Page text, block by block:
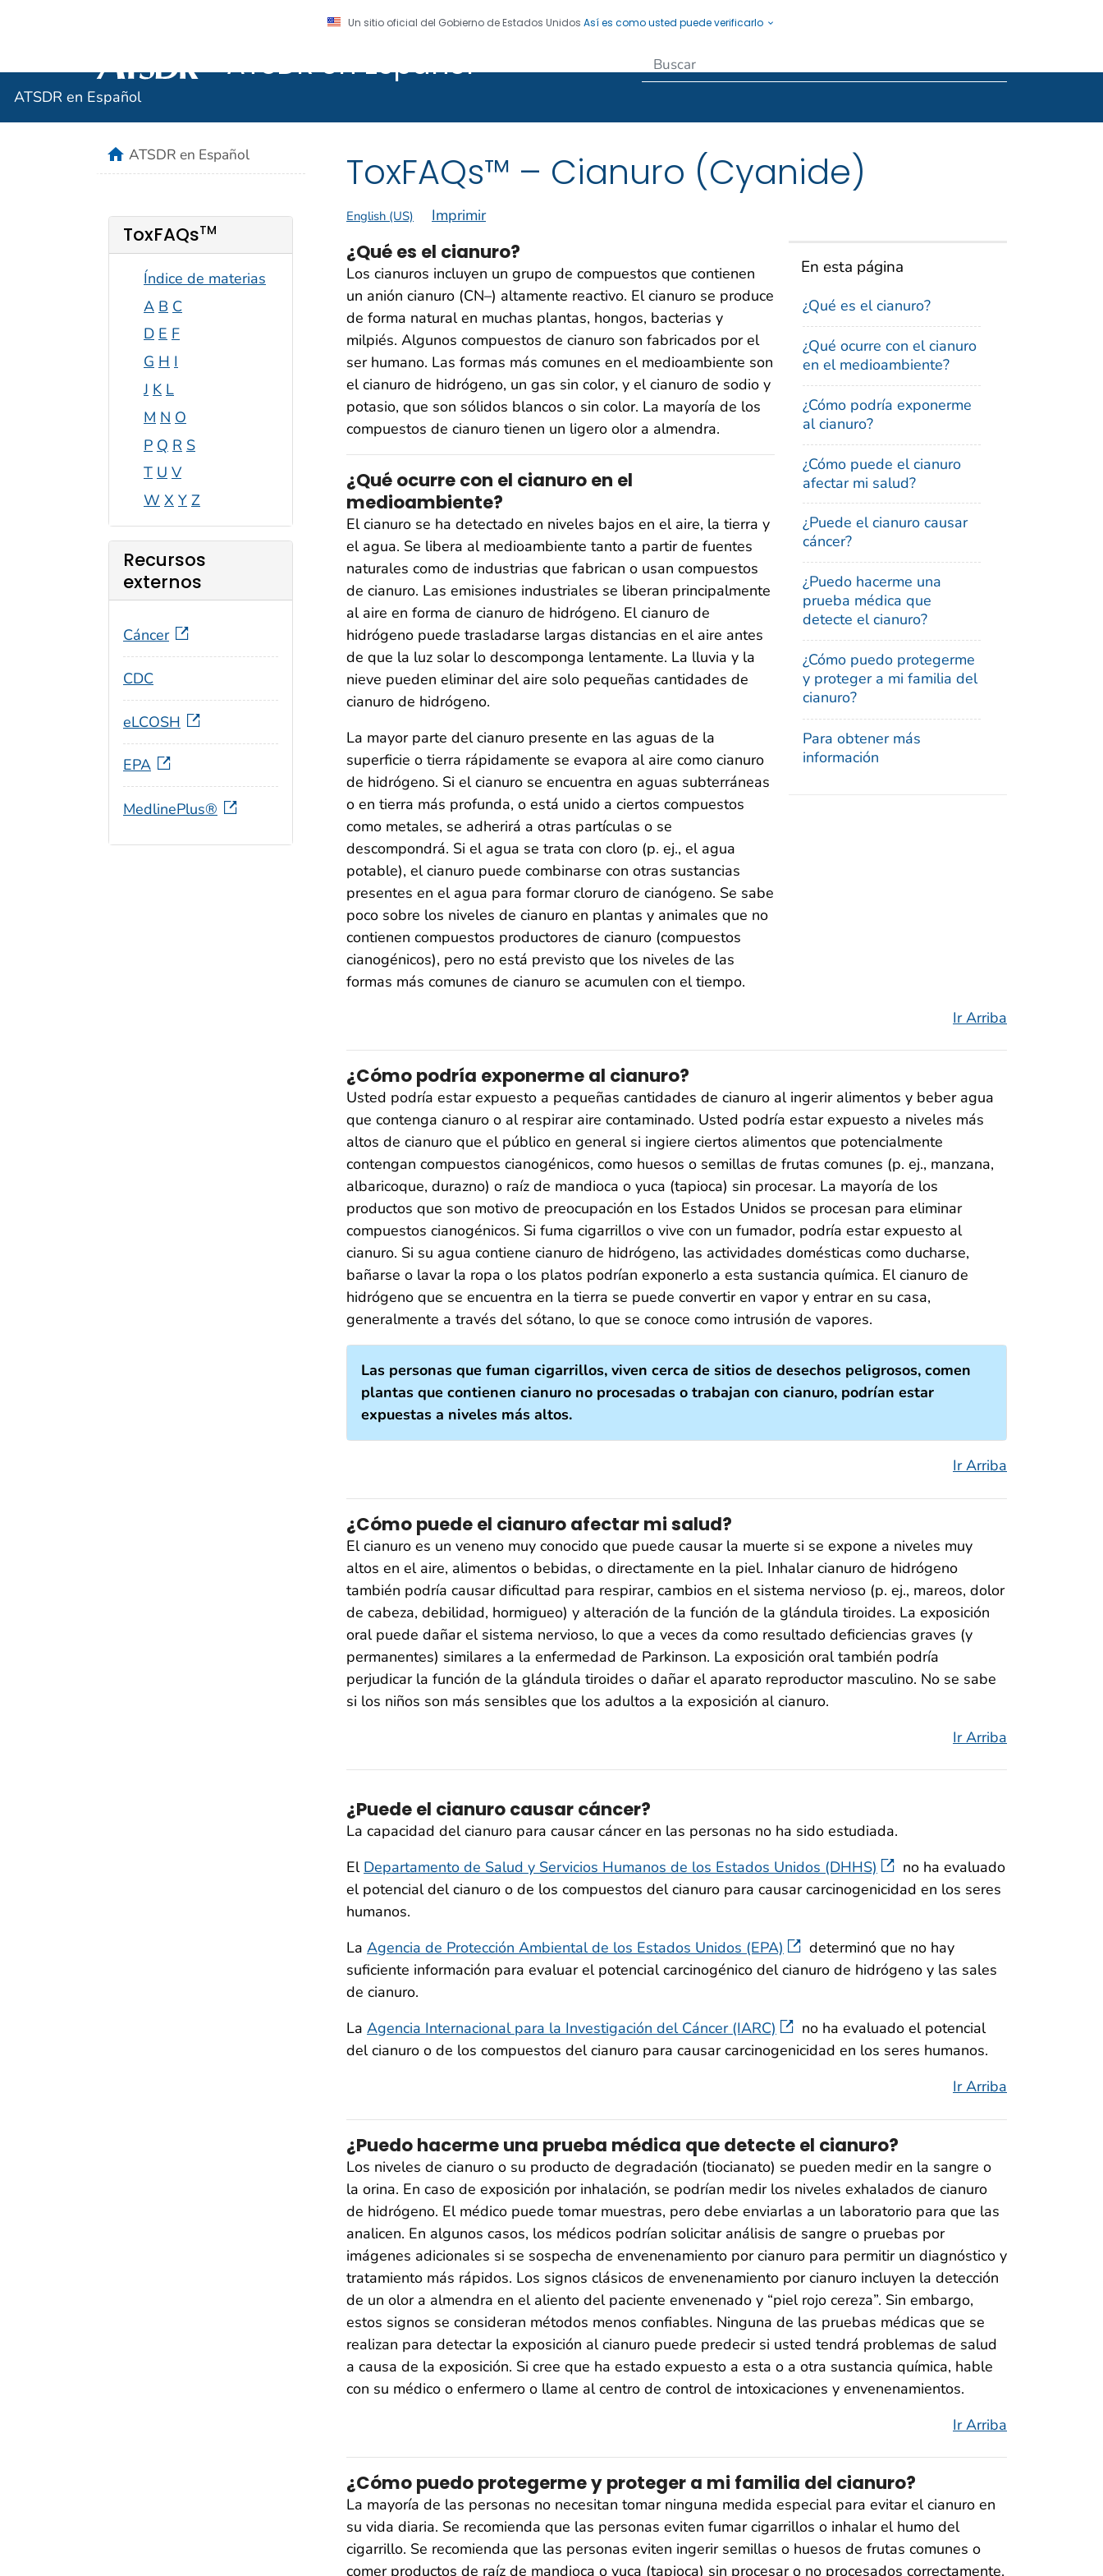
Un sitio oficial del Gobierno de Estados Unidos Así es como usted puede verificarlo
ATSDR en Español
ATSDR en Español
ToxFAQs™ – Cianuro (Cyanide)
English (US) Imprimir
En esta página
¿Qué es el cianuro?
¿Qué ocurre con el cianuro
en el medioambiente?
¿Cómo podría exponerme
al cianuro?
¿Cómo puede el cianuro
afectar mi salud?
¿Puede el cianuro causar
cáncer?
¿Puedo hacerme una
prueba médica que
detecte el cianuro?
¿Cómo puedo protegerme
y proteger a mi familia del
cianuro?
Para obtener más
información
¿Qué es el cianuro?
Los cianuros incluyen un grupo de compuestos que contienen
un anión cianuro (CN–) altamente reactivo. El cianuro se produce
de forma natural en muchas plantas, hongos, bacterias y
milpiés. Algunos compuestos de cianuro son fabricados por el
ser humano. Las formas más comunes en el medioambiente son
el cianuro de hidrógeno, un gas sin color, y el cianuro de sodio y
potasio, que son sólidos blancos o sin color. La mayoría de los
compuestos de cianuro tienen un ligero olor a almendra.
¿Qué ocurre con el cianuro en el
medioambiente?
El cianuro se ha detectado en niveles bajos en el aire, la tierra y
el agua. Se libera al medioambiente tanto a partir de fuentes
naturales como de industrias que fabrican o usan compuestos
de cianuro. Las emisiones industriales se liberan principalmente
al aire en forma de cianuro de hidrógeno. El cianuro de
hidrógeno puede trasladarse largas distancias en el aire antes
de que la luz solar lo descomponga lentamente. La lluvia y la
nieve pueden eliminar del aire solo pequeñas cantidades de
cianuro de hidrógeno.
La mayor parte del cianuro presente en las aguas de la
superficie o tierra rápidamente se evapora al aire como cianuro
de hidrógeno. Si el cianuro se encuentra en aguas subterráneas
o en tierra más profunda, o está unido a ciertos compuestos
como metales, se adherirá a otras partículas o se
descompondrá. Si el agua se trata con cloro (p. ej., el agua
potable), el cianuro puede combinarse con otras sustancias
presentes en el agua para formar cloruro de cianógeno. Se sabe
poco sobre los niveles de cianuro en plantas y animales que no
contienen compuestos productores de cianuro (compuestos
cianogénicos), pero no está previsto que los niveles de las
formas más comunes de cianuro se acumulen con el tiempo.
Ir Arriba
¿Cómo podría exponerme al cianuro?
Usted podría estar expuesto a pequeñas cantidades de cianuro al ingerir alimentos y beber agua
que contenga cianuro o al respirar aire contaminado. Usted podría estar expuesto a niveles más
altos de cianuro que el público en general si ingiere ciertos alimentos que potencialmente
contengan compuestos cianogénicos, como huesos o semillas de frutas comunes (p. ej., manzana,
albaricoque, durazno) o raíz de mandioca o yuca (tapioca) sin procesar. La mayoría de los
productos que son motivo de preocupación en los Estados Unidos se procesan para eliminar
compuestos cianogénicos. Si fuma cigarrillos o vive con un fumador, podría estar expuesto al
cianuro. Si su agua contiene cianuro de hidrógeno, las actividades domésticas como ducharse,
bañarse o lavar la ropa o los platos podrían exponerlo a esta sustancia química. El cianuro de
hidrógeno que se encuentra en la tierra se puede convertir en vapor y entrar en su casa,
generalmente a través del sótano, lo que se conoce como intrusión de vapores.
Las personas que fuman cigarrillos, viven cerca de sitios de desechos peligrosos, comen
plantas que contienen cianuro no procesadas o trabajan con cianuro, podrían estar
expuestas a niveles más altos.
Ir Arriba
¿Cómo puede el cianuro afectar mi salud?
El cianuro es un veneno muy conocido que puede causar la muerte si se expone a niveles muy
altos en el aire, alimentos o bebidas, o directamente en la piel. Inhalar cianuro de hidrógeno
también podría causar dificultad para respirar, cambios en el sistema nervioso (p. ej., mareos, dolor
de cabeza, debilidad, hormigueo) y alteración de la función de la glándula tiroides. La exposición
oral puede dañar el sistema nervioso, lo que a veces da como resultado deficiencias graves (y
permanentes) similares a la enfermedad de Parkinson. La exposición oral también podría
perjudicar la función de la glándula tiroides o dañar el aparato reproductor masculino. No se sabe
si los niños son más sensibles que los adultos a la exposición al cianuro.
Ir Arriba
¿Puede el cianuro causar cáncer?
La capacidad del cianuro para causar cáncer en las personas no ha sido estudiada.
El Departamento de Salud y Servicios Humanos de los Estados Unidos (DHHS)
no ha evaluado
el potencial del cianuro o de los compuestos del cianuro para causar carcinogenicidad en los seres
humanos.
La Agencia de Protección Ambiental de los Estados Unidos (EPA)
determinó que no hay
suficiente información para evaluar el potencial carcinogénico del cianuro de hidrógeno y las sales
de cianuro.
La Agencia Internacional para la Investigación del Cáncer (IARC)
no ha evaluado el potencial
del cianuro o de los compuestos del cianuro para causar carcinogenicidad en los seres humanos.
Ir Arriba
¿Puedo hacerme una prueba médica que detecte el cianuro?
Los niveles de cianuro o su producto de degradación (tiocianato) se pueden medir en la sangre o
la orina. En caso de exposición por inhalación, se podrían medir los niveles exhalados de cianuro
de hidrógeno. El médico puede tomar muestras, pero debe enviarlas a un laboratorio para que las
analicen. En algunos casos, los médicos podrían solicitar análisis de sangre o pruebas por
imágenes adicionales si se sospecha de envenenamiento por cianuro para permitir un diagnóstico y
tratamiento más rápidos. Los signos clásicos de envenenamiento por cianuro incluyen la detección
de un olor a almendra en el aliento del paciente envenenado y “piel rojo cereza”. Sin embargo,
estos signos se consideran métodos menos confiables. Ninguna de las pruebas médicas que se
realizan para detectar la exposición al cianuro puede predecir si usted tendrá problemas de salud
a causa de la exposición. Si cree que ha estado expuesto a esta o a otra sustancia química, hable
con su médico o enfermero o llame al centro de control de intoxicaciones y envenenamientos.
Ir Arriba
¿Cómo puedo protegerme y proteger a mi familia del cianuro?
La mayoría de las personas no necesitan tomar ninguna medida especial para evitar el cianuro en
su vida diaria. Se recomienda que las personas eviten fumar cigarrillos o inhalar el humo del
cigarrillo. Se recomienda que las personas eviten ingerir semillas o huesos de frutas comunes o
comer productos de raíz de mandioca o yuca (tapioca) sin procesar o no procesados correctamente.
homeATSDR en Español
ToxFAQsTM
Índice de materias
A B C
D E F
G H I
J K L
M N O
P Q R S
T U V
W X Y Z
Recursos
externos
Cáncer
CDC
eLCOSH
EPA
MedlinePlus®